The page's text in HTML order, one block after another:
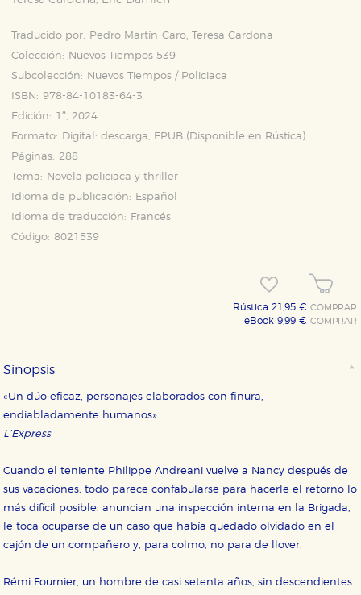
Traducido por:
Pedro Martín-Caro, Teresa Cardona
Colección:
Nuevos Tiempos 539
Subcolección:
Nuevos Tiempos / Policiaca
ISBN: 978-84-10183-64-3
Edición: 1ª, 2024
Formato:
Digital: descarga, EPUB (Disponible en Rústica )
Páginas: 288
Tema:
Novela policiaca y thriller
Idioma de publicación:
Español
Idioma de traducción:
Francés
Código: 8021539
Rústica 21,95 €COMPRAR
eBook 9,99 €COMPRAR
Sinopsis
«Un dúo eficaz, personajes elaborados con finura,
endiabladamente humanos».
L’Express
Cuando el teniente Philippe Andreani vuelve a Nancy después de
sus vacaciones, todo parece confabularse para hacerle el retorno lo
más difícil posible: anuncian una inspección interna en la Brigada,
le toca ocuparse de un caso que había quedado olvidado en el
cajón de un compañero y, para colmo, no para de llover.
Rémi Fournier, un hombre de casi setenta años, sin descendientes